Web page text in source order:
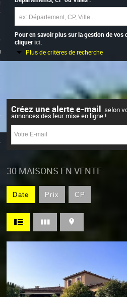
Pour en savoir plus sur la gestion de vos
cliquerici.
Plus de critères de recherche
0
Créez une alerte e-mail selon
annonces dès leur mise en ligne !
30 MAISONS EN VENTE
Date Prix CP